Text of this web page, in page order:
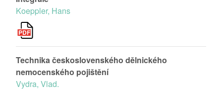
Koeppler, Hans
Technika československého dělnického
nemocenského pojištění
Vydra, Vlad.